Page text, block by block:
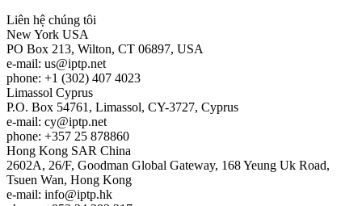
Liên hệ chúng tôi
New York USA
PO Box 213, Wilton, CT 06897, USA
e-mail: us
iptp.net
phone: +1 (302) 407 4023
Limassol Cyprus
P.O. Box 54761, Limassol, CY-3727, Cyprus
e-mail: cy
iptp.net
phone: +357 25 878860
Hong Kong SAR China
2602A, 26/F, Goodman Global Gateway, 168 Yeung Uk Road,
Tsuen Wan, Hong Kong
e-mail: info
iptp.hk